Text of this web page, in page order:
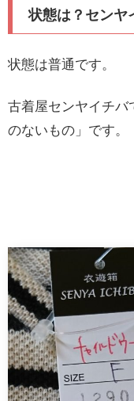
状態は？センヤ
状態は普通です。
古着屋センヤイチバ
のないもの」です。